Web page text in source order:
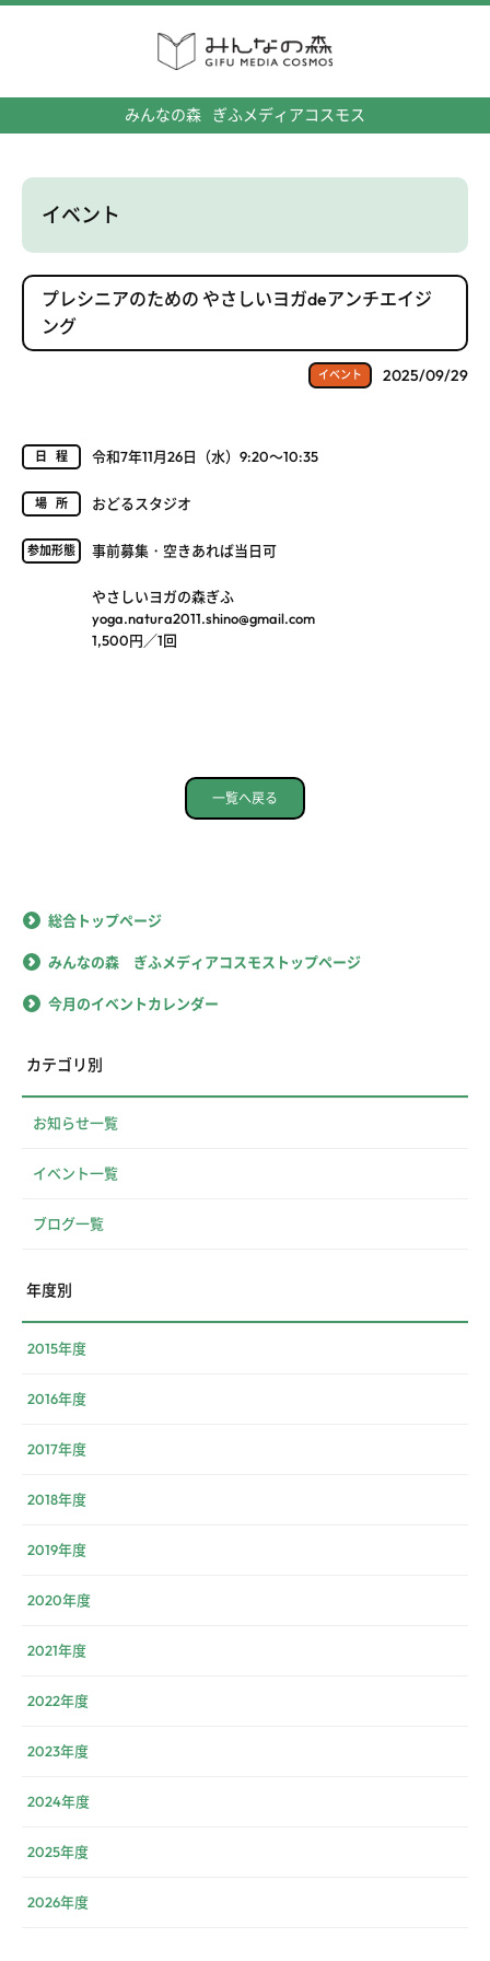
みんなの森 ぎふメディアコスモス
イベント
プレシニアのための やさしいヨガdeアンチエイジ
ング
イベント 2025/09/29
日程 令和7年11月26日（水）9:20～10:35
場所 おどるスタジオ
参加形態 事前募集・空きあれば当日可
やさしいヨガの森ぎふ
yoga.natura2011.shino@gmail.com
1,500円／1回
一覧へ戻る
総合トップページ
みんなの森 ぎふメディアコスモストップページ
今月のイベントカレンダー
カテゴリ別
お知らせ一覧
イベント一覧
ブログ一覧
年度別
2015年度
2016年度
2017年度
2018年度
2019年度
2020年度
2021年度
2022年度
2023年度
2024年度
2025年度
2026年度